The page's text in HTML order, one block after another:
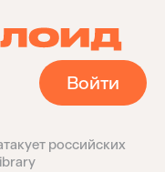
Войти
российских